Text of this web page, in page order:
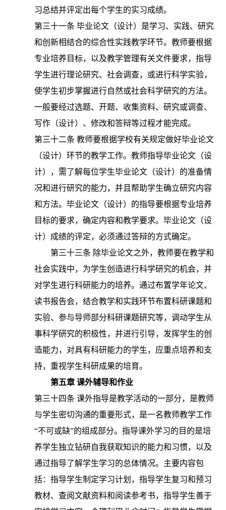
习总结并评定出每个学生的实习成绩。
第三十一条 毕业论文（设计）是学习、实践、研究
和创新相结合的综合性实践教学环节。教师要根据
专业培养目标，以及教学管理有关文件要求，指导
学生进行理论研究、社会调查，或进行科学实验，
使学生初步掌握进行自然或社会科学研究的方法。
一般要经过选题、开题、收集资料、研究或调查、
写作（设计）、修改和答辩等过程才能完成。
第三十二条 教师要根据学校有关规定做好毕业论文
（设计）环节的教学工作。教师指导毕业论文（设
计），需了解每位学生毕业论文（设计）的准备情
况和进行研究的能力，并且帮助学生确立研究内容
和方法。毕业论文（设计）的指导要根据专业培养
目标的要求，确定内容和教学要求。毕业论文（设
计）成绩的评定，必须通过答辩的方式确定。
第三十三条 除毕业论文之外，教师要在教学和
社会实践中，为学生创造进行科学研究的机会，并
对学生进行科研能力的培养。通过布置学年论文、
读书报告会，结合教学和实践环节布置科研课题和
实验、参与导师部分科研课题研究等，调动学生从
事科学研究的积极性，并进行引导，发挥学生的创
造能力，对具有科研能力的学生，应重点培养和支
持，重视学生科研成果的培育。
第五章 课外辅导和作业
第三十四条 课外指导是教学活动的一部分，是教师
与学生密切沟通的重要形式，是一名教师教学工作
“不可或缺”的组成部分。指导课外学习的目的是培
养学生独立钻研自我获取知识的能力和习惯，以及
通过指导了解学生学习的总体情况。主要内容包
括：指导学生制定学习计划，指导学生复习和预习
教材、查阅文献资料和阅读参考书，指导学生善于